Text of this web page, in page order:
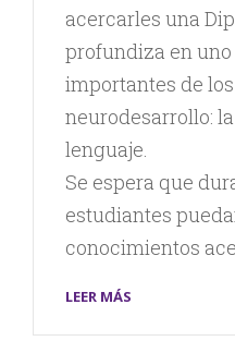
acercarles una
profundiza en
importantes de
neurodesarrollo:
lenguaje.
Se espera que
estudiantes
conocimientos
LEER MÁS